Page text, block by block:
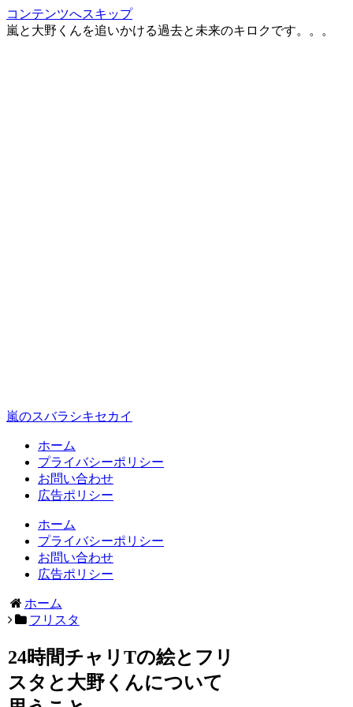
コンテンツへスキップ
嵐と大野くんを追いかける過去と未来のキロクです。。。
嵐のスバラシキセカイ
ホーム
プライバシーポリシー
お問い合わせ
広告ポリシー
ホーム
プライバシーポリシー
お問い合わせ
広告ポリシー
ホーム
フリスタ
24時間チャリTの絵とフリ
スタと大野くんについて